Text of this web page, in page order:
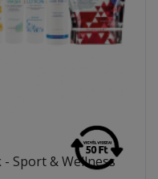
- Sport & Wellness